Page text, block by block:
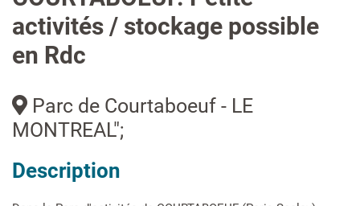
activités / stockage possible
en Rdc
Parc de Courtaboeuf - LE
MONTREAL";
Description